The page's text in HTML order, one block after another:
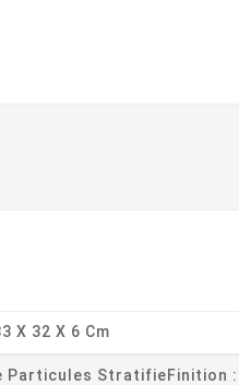
X 32 X 6 Cm
Particules StratifieFinition :